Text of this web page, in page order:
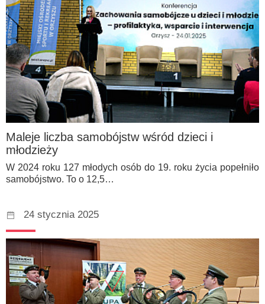
Maleje liczba samobójstw wśród dzieci i
młodzieży
W 2024 roku 127 młodych osób do 19. roku życia popełniło
samobójstwo. To o 12,5…
24 stycznia 2025